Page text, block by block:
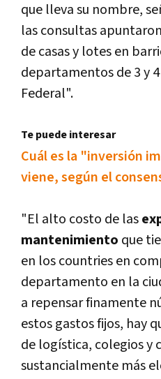
que lleva su nombre,
las consultas
de casas y lotes en
departamentos de 3 y
Federal".
Te puede interesar
Cuál es la "inversión
viene, según el
"El alto costo de las
mantenimiento que
en los countries en
departamento en la
a repensar finamente
estos gastos fijos, hay
de logística, colegios y
sustancialmente más